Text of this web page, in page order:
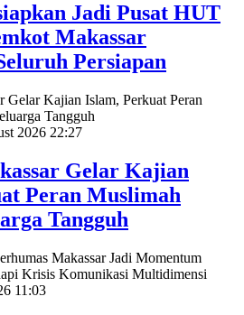
Jadi Pusat HUT
Makassar
Persiapan
2026 22:27
Gelar Kajian
Peran Muslimah
Tangguh
11:03